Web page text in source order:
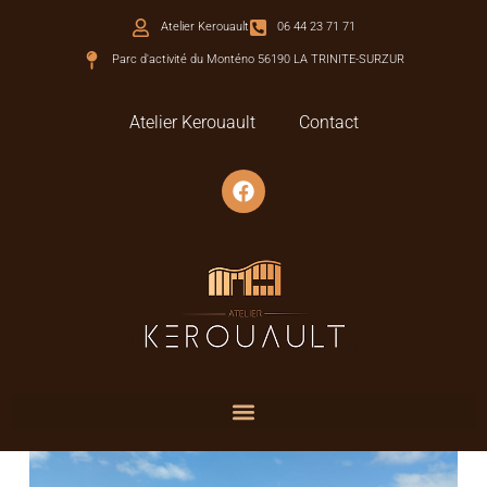
Atelier Kerouault 06 44 23 71 71
Parc d'activité du Monténo 56190 LA TRINITE-SURZUR
Atelier Kerouault Contact